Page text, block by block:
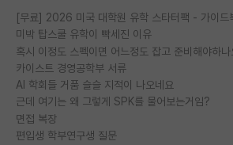
미박 탑스쿨 유학이 빡세진 이유
혹시 이정도 스펙이면 어느정도 잡고 준비해야하나
카이스트 경영공학부 서류
AI 학회들 거품 슬슬 지적이 나오네요
근데 여기는 왜 그렇게 SPK를 물어보는거임?
면접 복장
편입생 학부연구생 질문